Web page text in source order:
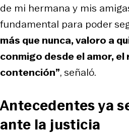
de mi hermana y mis
fundamental para poder
más que nunca, valoro a
conmigo desde el amor, el
contención”, señaló.
Antecedentes ya
ante la justicia